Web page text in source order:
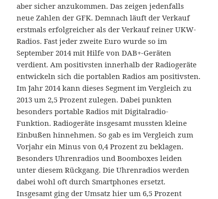
aber sicher anzukommen. Das zeigen jedenfalls
neue Zahlen der GFK. Demnach läuft der Verkauf
erstmals erfolgreicher als der Verkauf reiner UKW-
Radios. Fast jeder zweite Euro wurde so im
September 2014 mit Hilfe von DAB+-Geräten
verdient. Am positivsten innerhalb der Radiogeräte
entwickeln sich die portablen Radios am positivsten.
Im Jahr 2014 kann dieses Segment im Vergleich zu
2013 um 2,5 Prozent zulegen. Dabei punkten
besonders portable Radios mit Digitalradio-
Funktion. Radiogeräte insgesamt mussten kleine
Einbußen hinnehmen. So gab es im Vergleich zum
Vorjahr ein Minus von 0,4 Prozent zu beklagen.
Besonders Uhrenradios und Boomboxes leiden
unter diesem Rückgang. Die Uhrenradios werden
dabei wohl oft durch Smartphones ersetzt.
Insgesamt ging der Umsatz hier um 6,5 Prozent